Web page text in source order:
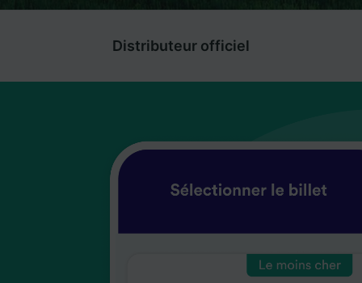
Distributeur officiel